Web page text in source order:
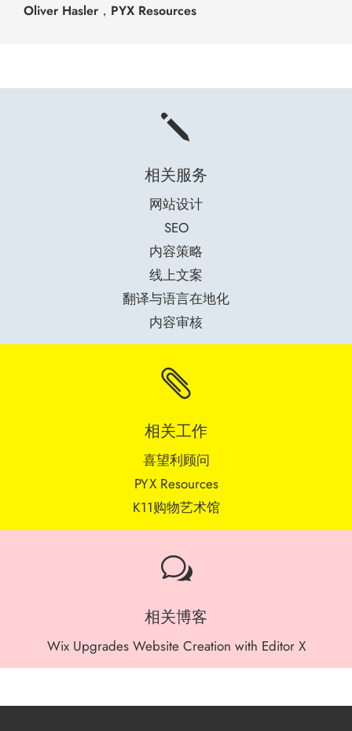
Oliver Hasler，PYX Resources
j
相关服务
网站设计
SEO
内容策略
线上文案
翻译与语言在地化
内容审核

相关工作
喜望利顾问
PYX Resources
K11购物艺术馆
w
相关博客
Wix Upgrades Website Creation with Editor X